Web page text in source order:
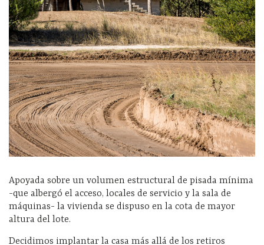
Apoyada sobre un volumen estructural de pisada mínima
-que albergó el acceso, locales de servicio y la sala de
máquinas- la vivienda se dispuso en la cota de mayor
altura del lote.
Decidimos implantar la casa más allá de los retiros